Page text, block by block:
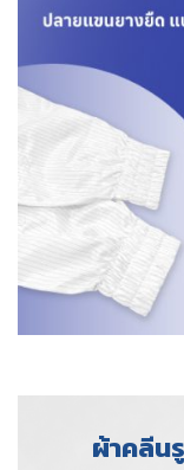
ผ้าคลีน